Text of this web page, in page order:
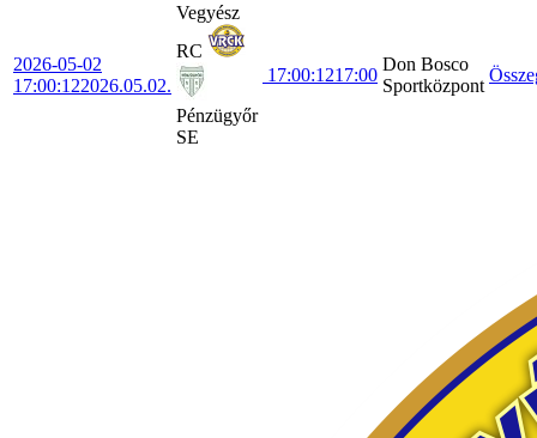
2026-05-02
17:00:122026.05.02.
Vegyész
RC
Pénzügyőr
SE
17:00:1217:00
Don Bosco
Sportközpont